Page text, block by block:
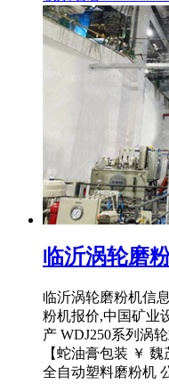
临沂涡轮磨
临沂涡轮磨粉机信
粉机报价,中国矿业
产 WDJ250系列涡
【蛇油膏包装 ￥
全自动塑料磨粉机